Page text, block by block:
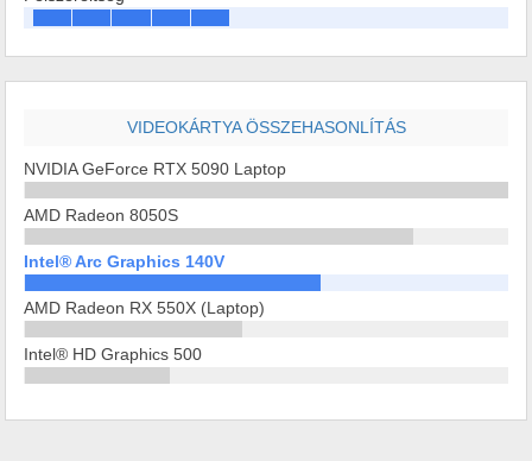
VIDEOKÁRTYA ÖSSZEHASONLÍTÁS
NVIDIA GeForce RTX 5090 Laptop
AMD Radeon 8050S
Intel® Arc Graphics 140V
AMD Radeon RX 550X (Laptop)
Intel® HD Graphics 500